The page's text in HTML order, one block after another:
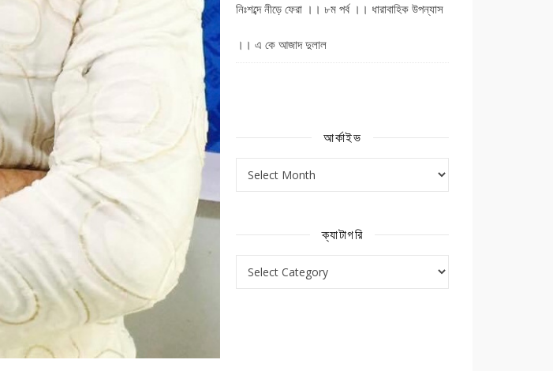
নিঃশব্দে নীড়ে ফেরা ।। ৮ম পর্ব ।। ধারাবাহিক উপন্যাস
।। এ কে আজাদ দুলাল
আর্কাইভ
ক্যাটাগরি